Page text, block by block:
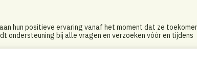
hun positieve ervaring vanaf het moment dat ze
bij alle vragen en verzoeken vóór en tijdens
van boekingen.
nodig.